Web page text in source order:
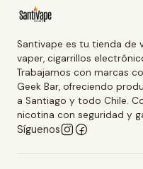
Santivape es tu tienda de
vaper, cigarrillos
Trabajamos con marcas
Geek Bar, ofreciendo
a Santiago y todo Chile.
nicotina con seguridad y
Síguenos